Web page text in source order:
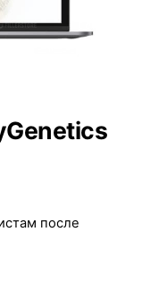
после